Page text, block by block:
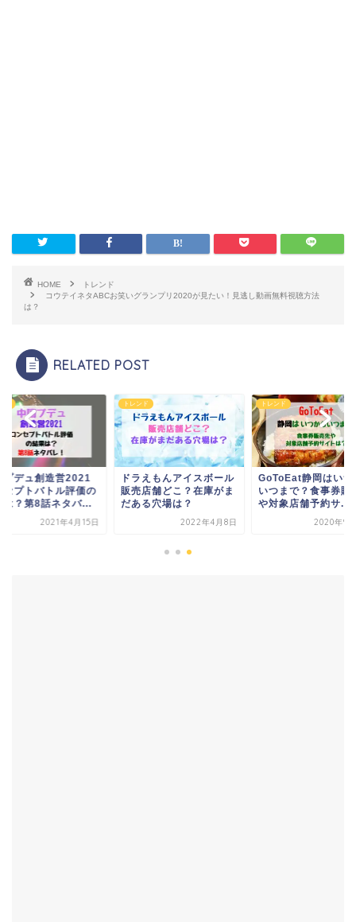
HOME
トレンド
コウテイネタABCお笑いグランプリ2020が見たい！見逃し動画無料視聴方法
は？
RELATED POST
プデュ創造営2021
セプトバトル評価の
は？第8話ネタバ...
2021年4月15日
トレンド
ドラえもんアイスボール
販売店舗どこ？在庫がま
だある穴場は？
2022年4月8日
トレンド
GoToEat静岡はいつ
いつまで？食事券販
や対象店舗予約サ...
2020年9